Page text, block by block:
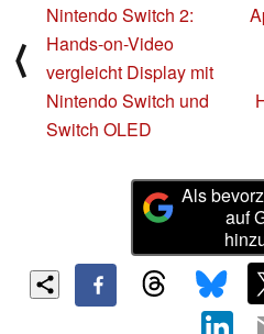
⟨
Nintendo Switch 2:
Hands-on-Video
vergleicht Display mit
Nintendo Switch und
Switch OLED
Als
auf